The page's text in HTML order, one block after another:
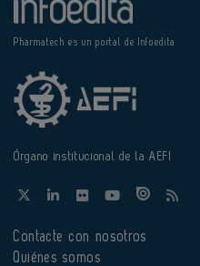
Pharmatech es un portal de Infoedita
Órgano institucional de la AEFI
Contacte con nosotros
Quiénes somos